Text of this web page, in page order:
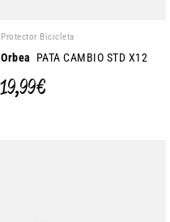
Protector Bicicleta
Orbea PATA CAMBIO STD X12
19,99 €